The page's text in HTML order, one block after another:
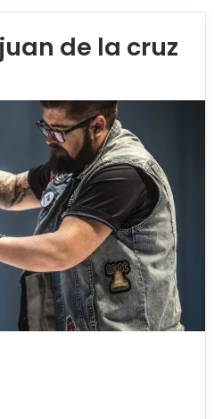
de la cruz